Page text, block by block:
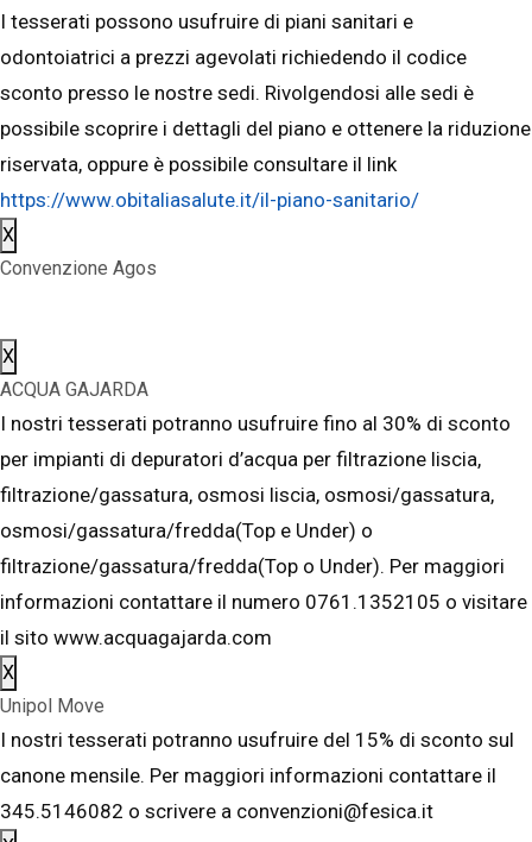
I tesserati possono usufruire di piani sanitari e
odontoiatrici a prezzi agevolati richiedendo il codice
sconto presso le nostre sedi. Rivolgendosi alle sedi è
possibile scoprire i dettagli del piano e ottenere la riduzione
riservata, oppure è possibile consultare il link
https://www.obitaliasalute.it/il-piano-sanitario/
X
Convenzione Agos
X
ACQUA GAJARDA
I nostri tesserati potranno usufruire fino al 30% di sconto
per impianti di depuratori d’acqua per filtrazione liscia,
filtrazione/gassatura, osmosi liscia, osmosi/gassatura,
osmosi/gassatura/fredda(Top e Under) o
filtrazione/gassatura/fredda(Top o Under). Per maggiori
informazioni contattare il numero 0761.1352105 o visitare
il sito www.acquagajarda.com
X
Unipol Move
I nostri tesserati potranno usufruire del 15% di sconto sul
canone mensile. Per maggiori informazioni contattare il
345.5146082 o scrivere a convenzioni@fesica.it